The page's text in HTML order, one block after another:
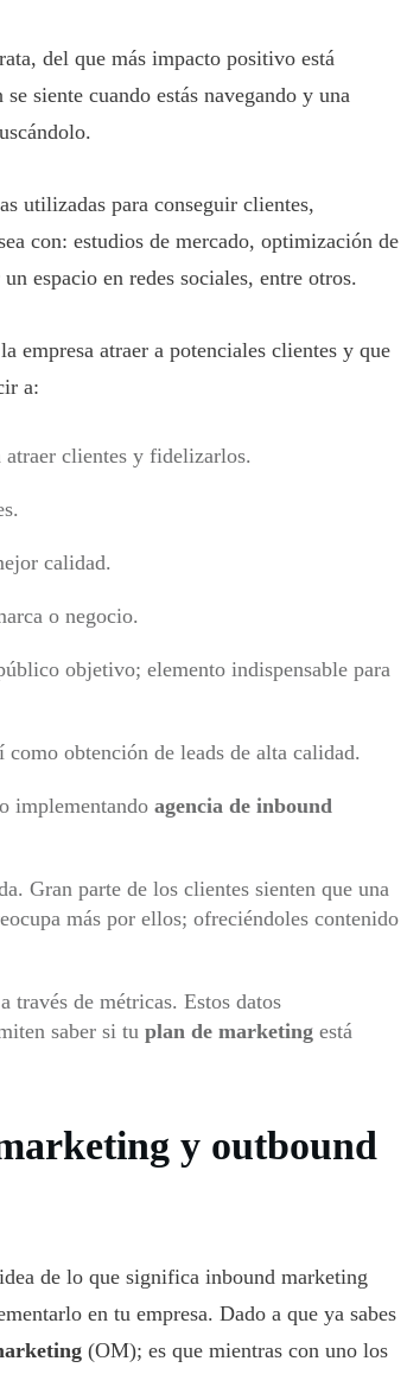
del que más impacto positivo está
siente cuando estás navegando y una
utilizadas para conseguir clientes,
con: estudios de mercado, optimización de
espacio en redes sociales, entre otros.
empresa atraer a potenciales clientes y que
a:
atraer clientes y fidelizarlos.
calidad.
o negocio.
objetivo; elemento indispensable para
obtención de leads de alta calidad.
implementando agencia de inbound
Gran parte de los clientes sienten que una
más por ellos; ofreciéndoles contenido
través de métricas. Estos datos
saber si tu plan de marketing está
y outbound
de lo que significa inbound marketing
en tu empresa. Dado a que ya sabes
(OM); es que mientras con uno los